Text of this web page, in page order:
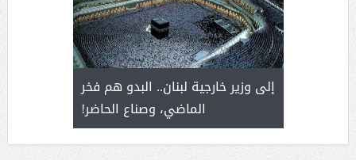
سلمان
إلى وزير خارجية لبنان.. البدو هم فخر
الماضي، وصناع الحاضر!
من عشق